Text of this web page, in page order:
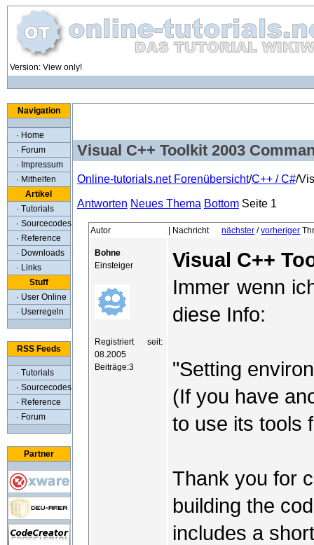
Version: View only!
Navigation
· Home
· Forum
· Impressum
· Mithelfen
Artikel
· Tutorials
· Sourcecodes
· Reference
· Downloads
· Links
Stuff
· User Online
· Userregeln
RSS Feeds
· Tutorials
· Sourcecodes
· Reference
· Forum
Partner
Visual C++ Toolkit 2003
Online-tutorials.net Forenübersicht/C++ / C#/
Antworten Neues Thema BottomSeite 1
Autor | Nachrichtnächster /vorheriger
Bohne
Einsteiger
Registriert seit:
08.2005
Beiträge:3
Visual C++
Immer wenn
diese Info:
"Setting
(If you have
to use its tools
Thank you for
building the
includes a